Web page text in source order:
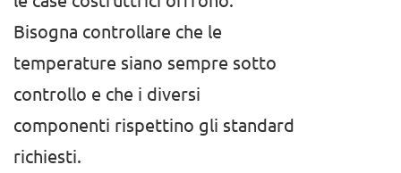
Bisogna controllare che le
temperature siano sempre sotto
controllo e che i diversi
componenti rispettino gli standard
richiesti.